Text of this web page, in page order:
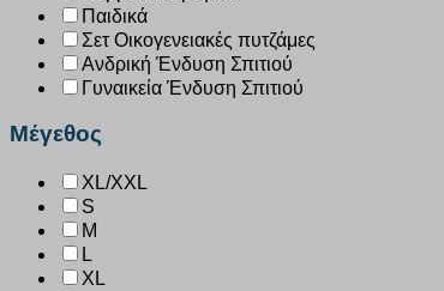
Παιδικά
Σετ Οικογενειακές πυτζάμες
Ανδρική Ένδυση Σπιτιού
Γυναικεία Ένδυση Σπιτιού
Μέγεθος
XL/XXL
S
M
L
XL